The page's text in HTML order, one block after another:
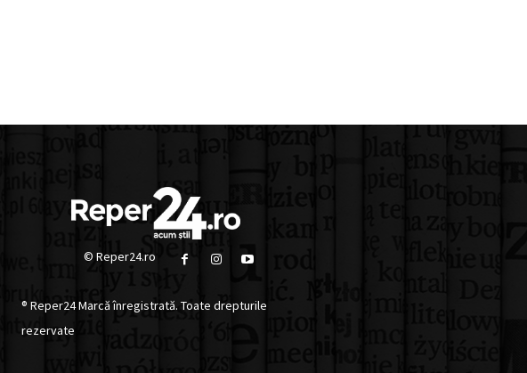
© Reper24.ro
® Reper24 Marcă înregistrată. Toate drepturile
rezervate